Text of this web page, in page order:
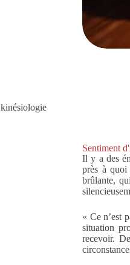
kinésiologie
Sentiment
Il y a des
près à quoi
brûlante,
« Ce n’est
situation
recevoir.